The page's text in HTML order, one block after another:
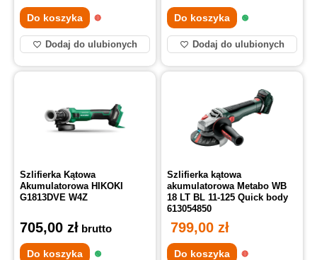
Do koszyka
Dodaj do ulubionych
Do koszyka
Dodaj do ulubionych
Szlifierka Kątowa
Akumulatorowa HIKOKI
G1813DVE W4Z
705,00 zł brutto
Do koszyka
Szlifierka kątowa
akumulatorowa Metabo WB
18 LT BL 11-125 Quick body
613054850
799,00zł
Do koszyka